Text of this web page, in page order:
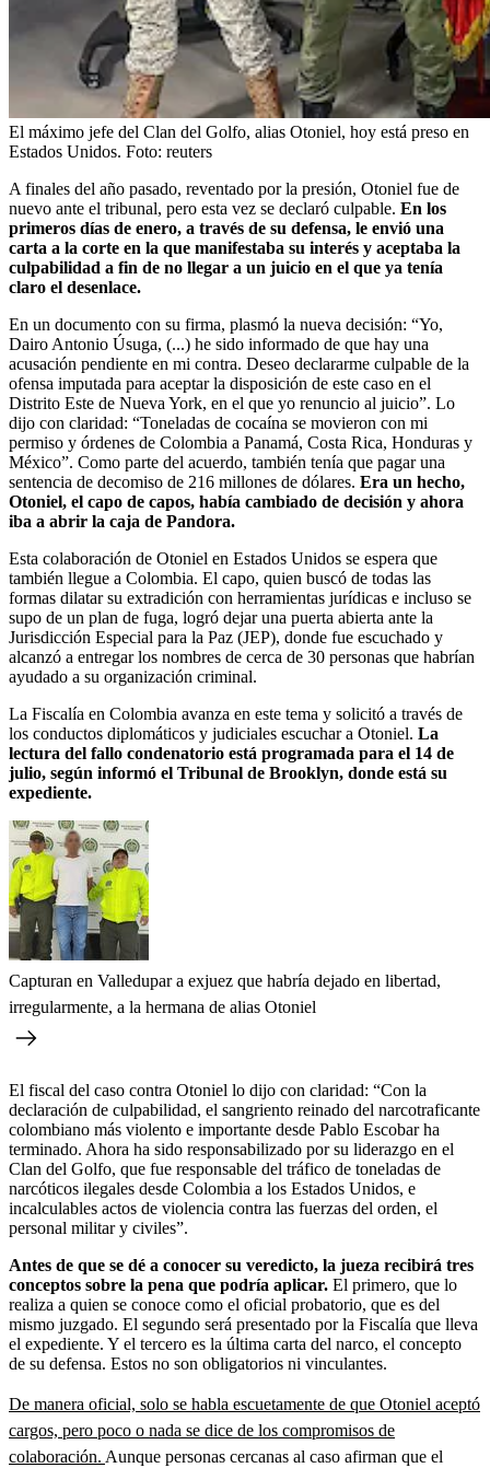
El máximo jefe del Clan del Golfo, alias Otoniel, hoy está preso en
Estados Unidos. Foto: reuters
A finales del año pasado, reventado por la presión, Otoniel fue de
nuevo ante el tribunal, pero esta vez se declaró culpable. En los
primeros días de enero, a través de su defensa, le envió una
carta a la corte en la que manifestaba su interés y aceptaba la
culpabilidad a fin de no llegar a un juicio en el que ya tenía
claro el desenlace.
En un documento con su firma, plasmó la nueva decisión: “Yo,
Dairo Antonio Úsuga, (...) he sido informado de que hay una
acusación pendiente en mi contra. Deseo declararme culpable de la
ofensa imputada para aceptar la disposición de este caso en el
Distrito Este de Nueva York, en el que yo renuncio al juicio”. Lo
dijo con claridad: “Toneladas de cocaína se movieron con mi
permiso y órdenes de Colombia a Panamá, Costa Rica, Honduras y
México”. Como parte del acuerdo, también tenía que pagar una
sentencia de decomiso de 216 millones de dólares. Era un hecho,
Otoniel, el capo de capos, había cambiado de decisión y ahora
iba a abrir la caja de Pandora.
Esta colaboración de Otoniel en Estados Unidos se espera que
también llegue a Colombia. El capo, quien buscó de todas las
formas dilatar su extradición con herramientas jurídicas e incluso se
supo de un plan de fuga, logró dejar una puerta abierta ante la
Jurisdicción Especial para la Paz (JEP), donde fue escuchado y
alcanzó a entregar los nombres de cerca de 30 personas que habrían
ayudado a su organización criminal.
La Fiscalía en Colombia avanza en este tema y solicitó a través de
los conductos diplomáticos y judiciales escuchar a Otoniel. La
lectura del fallo condenatorio está programada para el 14 de
julio, según informó el Tribunal de Brooklyn, donde está su
expediente.
Capturan en Valledupar a exjuez que habría dejado en libertad,
irregularmente, a la hermana de alias Otoniel
El fiscal del caso contra Otoniel lo dijo con claridad: “Con la
declaración de culpabilidad, el sangriento reinado del narcotraficante
colombiano más violento e importante desde Pablo Escobar ha
terminado. Ahora ha sido responsabilizado por su liderazgo en el
Clan del Golfo, que fue responsable del tráfico de toneladas de
narcóticos ilegales desde Colombia a los Estados Unidos, e
incalculables actos de violencia contra las fuerzas del orden, el
personal militar y civiles”.
Antes de que se dé a conocer su veredicto, la jueza recibirá tres
conceptos sobre la pena que podría aplicar. El primero, que lo
realiza a quien se conoce como el oficial probatorio, que es del
mismo juzgado. El segundo será presentado por la Fiscalía que lleva
el expediente. Y el tercero es la última carta del narco, el concepto
de su defensa. Estos no son obligatorios ni vinculantes.
De manera oficial, solo se habla escuetamente de que Otoniel aceptó
cargos, pero poco o nada se dice de los compromisos de
colaboración. Aunque personas cercanas al caso afirman que el